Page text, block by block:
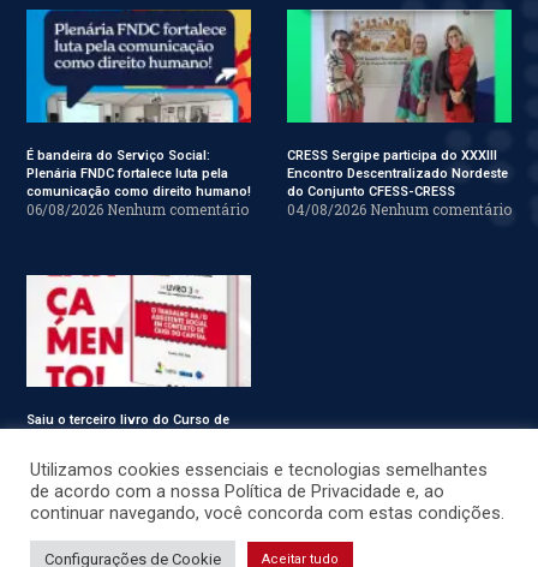
É bandeira do Serviço Social:
Plenária FNDC fortalece luta pela
comunicação como direito humano!
06/08/2026 Nenhum comentário
CRESS Sergipe participa do XXXIII
Encontro Descentralizado Nordeste
do Conjunto CFESS-CRESS
04/08/2026 Nenhum comentário
Saiu o terceiro livro do Curso de
© CRESS-SE 2022. Todos os Direitos Reservados.
Utilizamos cookies essenciais e tecnologias semelhantes
de acordo com a nossa Política de Privacidade e, ao
continuar navegando, você concorda com estas condições.
Configurações de Cookie Aceitar tudo